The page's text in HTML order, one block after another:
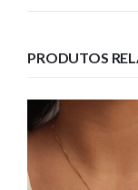
PRODUTOS